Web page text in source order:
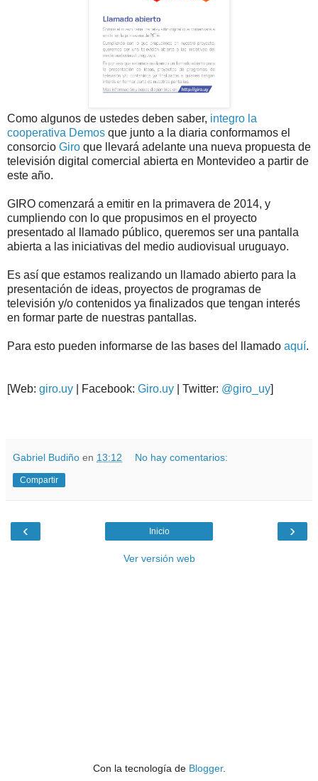
Como algunos de ustedes deben saber, integro la
cooperativa Demos que junto a la diaria conformamos el
consorcio Giro que llevará adelante una nueva propuesta de
televisión digital comercial abierta en Montevideo a partir de
este año.
GIRO comenzará a emitir en la primavera de 2014, y
cumpliendo con lo que propusimos en el proyecto
presentado al llamado público, queremos ser una pantalla
abierta a las iniciativas del medio audiovisual uruguayo.
Es así que estamos realizando un llamado abierto para la
presentación de ideas, proyectos de programas de
televisión y/o contenidos ya finalizados que tengan interés
en formar parte de nuestras pantallas.
Para esto pueden informarse de las bases del llamado aquí.
[Web: giro.uy | Facebook: Giro.uy | Twitter: @giro_uy]
Gabriel Budiño en 13:12 No hay comentarios:
Compartir
‹ ›
Inicio
Ver versión web
Con la tecnología de Blogger.